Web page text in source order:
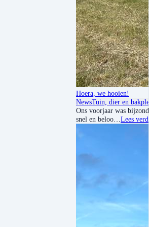
Hoera, we hooien!
NewsTuin, dier en
Ons voorjaar was
snel en beloo… Lees